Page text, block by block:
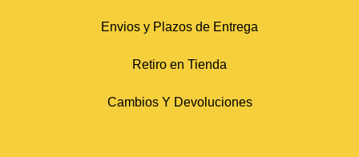
Envios y Plazos de Entrega
Retiro en Tienda
Cambios Y Devoluciones